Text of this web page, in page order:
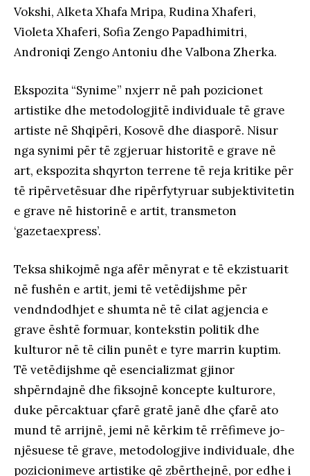
Vokshi, Alketa Xhafa Mripa, Rudina Xhaferi,
Violeta Xhaferi, Sofia Zengo Papadhimitri,
Androniqi Zengo Antoniu dhe Valbona Zherka.
Ekspozita “Synime” nxjerr në pah pozicionet
artistike dhe metodologjitë individuale të grave
artiste në Shqipëri, Kosovë dhe diasporë. Nisur
nga synimi për të zgjeruar historitë e grave në
art, ekspozita shqyrton terrene të reja kritike për
të ripërvetësuar dhe ripërfytyruar subjektivitetin
e grave në historinë e artit, transmeton
‘gazetaexpress’.
Teksa shikojmë nga afër mënyrat e të ekzistuarit
në fushën e artit, jemi të vetëdijshme për
vendndodhjet e shumta në të cilat agjencia e
grave është formuar, kontekstin politik dhe
kulturor në të cilin punët e tyre marrin kuptim.
Të vetëdijshme që esencializmat gjinor
shpërndajnë dhe fiksojnë koncepte kulturore,
duke përcaktuar çfarë gratë janë dhe çfarë ato
mund të arrijnë, jemi në kërkim të rrëfimeve jo-
njësuese të grave, metodologjive individuale, dhe
pozicionimeve artistike që zbërthejnë, por edhe i